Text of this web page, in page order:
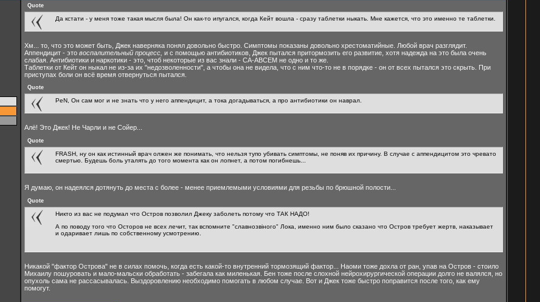
Quote
Да кстати - у меня тоже такая мысля была! Он как-то ипугался, когда Кейт вошла - сразу таблетки ныкать. Мне кажется, что это именно те таблетки.
Хм... то, что это может быть, Джек наверняка понял довольно быстро. Симптомы показаны довольно хрестоматийные. Любой врач разглядит.
Аппендицит - это воспалительный процесс, и с помощью антибиотиков, Джек пытался притормозить его развитие, хотя надежда на это была очень
слабая. Антибиотики и наркотики - это, чтоб некоторые из вас знали - СА-АВСЕМ не одно и то же.
Таблетки от Кейт он ныкал не из-за их "недозволенности", а чтобы она не видела, что с ним что-то не в порядке - он от всех пытался это скрыть. При
приступах боли он всё время отвернуться пытался.
Quote
PeN, Он сам мог и не знать что у него аппендицит, а тока догадываться, а про антибиотики он наврал.
Алё! Это Джек! Не Чарли и не Сойер...
Quote
FRASH, ну он как истинный врач олжен же понимать, что нельзя тупо убивать симптомы, не поняв их причину. В случае с аппендицитом это чревато
смертью. Будешь боль уталять до того момента как он лопнет, а потом погибнешь...
Я думаю, он надеялся дотянуть до места с более - менее приемлемыми условиями для резьбы по брюшной полости...
Quote
Никто из вас не подумал что Остров позволил Джеку заболеть потому что ТАК НАДО!
А по поводу того что Осторов не всех лечит, так вспомните "славнозвіного" Лока, именно ним было сказано что Остров требует жертв, наказывает
и одаривает лишь по собственному усмотрению.
Никакой "фактор Острова" не в силах помочь, когда есть какой-то внутренний тормозящий фактор... Наоми тоже дохла от ран, упав на Остров - стоило
Михаилу пошуровать и мало-мальски обработать - забегала как миленькая. Бен тоже после слохной нейрохирургической операции долго не валялся, но
опухоль сама не рассасывалась. Выздоровлению необходимо помогать в любом случае. Вот и Джек тоже быстро поправится после того, как ему
помогут.